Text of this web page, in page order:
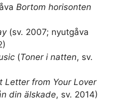
Bortom horisonten
(sv. 2007; nyutgåva
(Toner i natten, sv.
Letter from Your Lover
din älskade, sv. 2014)